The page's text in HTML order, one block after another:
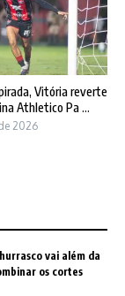
Vitória reverte
Athletico Pa ...
2026
vai além da
os cortes